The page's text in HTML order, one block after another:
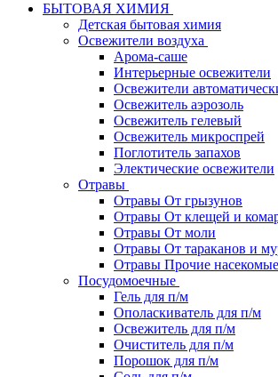
БЫТОВАЯ ХИМИЯ
Детская бытовая химия
Освежители воздуха
Арома-саше
Интерьерные освежители
Освежители
Освежитель аэрозоль
Освежитель гелевый
Освежитель микроспрей
Поглотитель запахов
Электические освежители
Отравы
Отравы От грызунов
Отравы От клещей и
Отравы От моли
Отравы От тараканов и
Отравы Прочие насекомые
Посудомоечные
Гель для п/м
Ополаскиватель для п/м
Освежитель для п/м
Очиститель для п/м
Порошок для п/м